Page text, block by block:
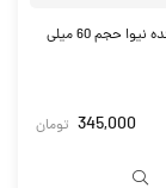
کرم مرطوب کننده نیوا حجم 60 میلی
345,000 تومان